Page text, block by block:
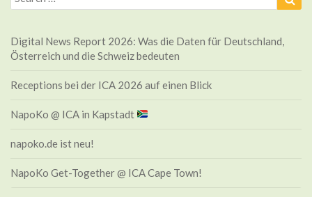
for:
Digital News Report 2026: Was die Daten für Deutschland,
Österreich und die Schweiz bedeuten
Receptions bei der ICA 2026 auf einen Blick
NapoKo @ ICA in Kapstadt
napoko.de ist neu!
NapoKo Get-Together @ ICA Cape Town!